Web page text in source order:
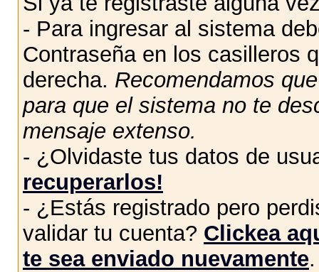
- Para ingresar al sistema
Contraseña en los casilleros
derecha. Recomendamos
para que el sistema no te
mensaje extenso.
- ¿Olvidaste tus datos de
recuperarlos!
- ¿Estás registrado pero
validar tu cuenta? Clickea
te sea enviado nuevamente.